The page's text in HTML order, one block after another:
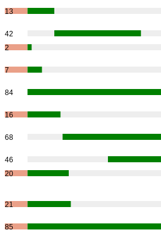
13
42
2
7
84
16
68
46
20
21
85